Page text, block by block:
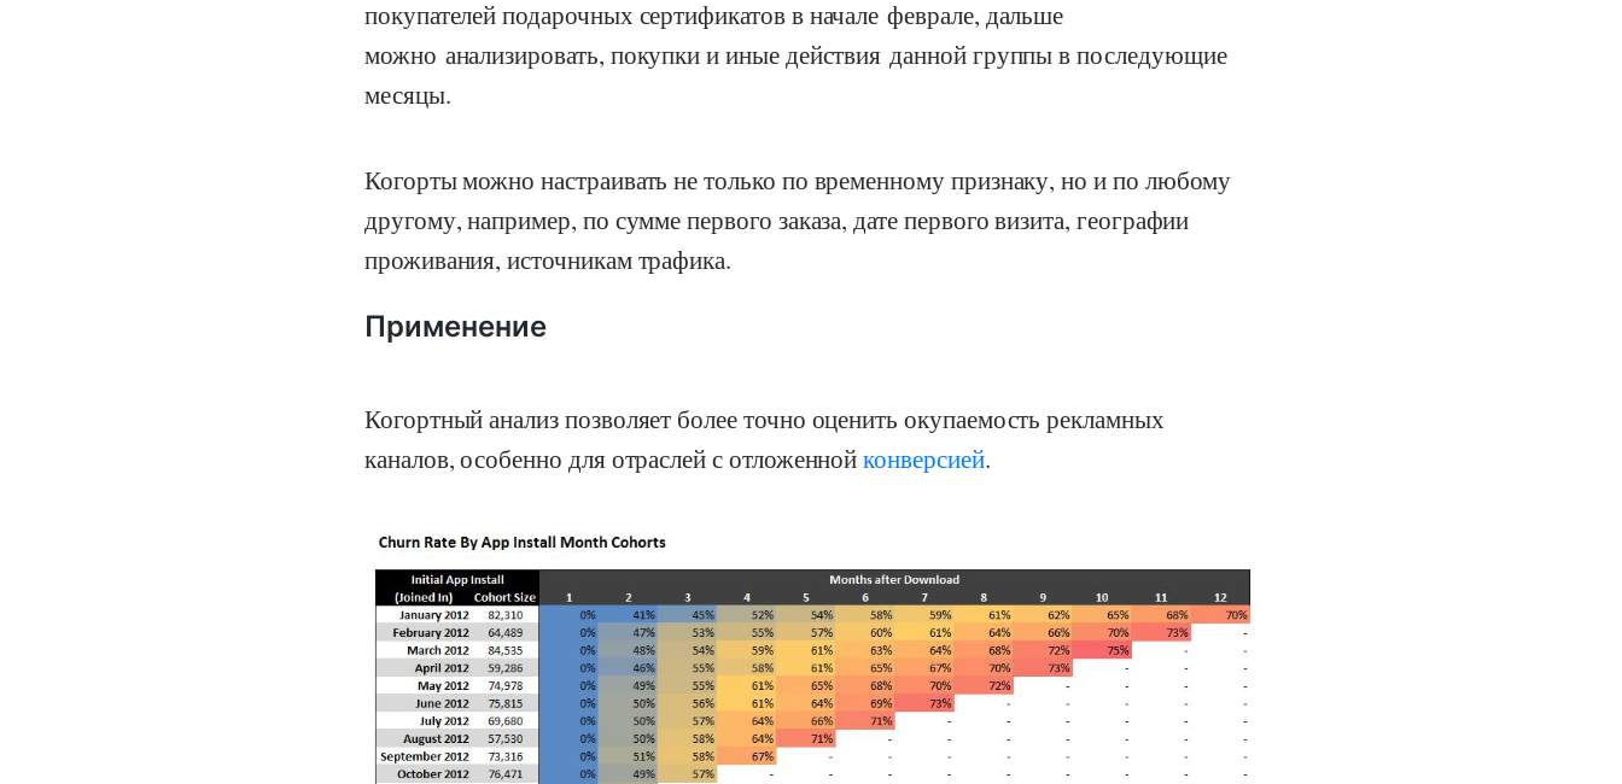
покупателей подарочных сертификатов в начале феврале, дальше
можно анализировать, покупки и иные действия данной группы в последующие
месяцы.
Когорты можно настраивать не только по временному признаку, но и по любому
другому, например, по сумме первого заказа, дате первого визита, географии
проживания, источникам трафика.
Применение
Когортный анализ позволяет более точно оценить окупаемость рекламных
каналов, особенно для отраслей с отложеннойконверсией.